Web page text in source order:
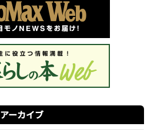
アーカイブ